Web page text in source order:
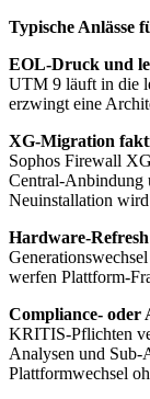
Typische Anlässe
EOL-Druck und
UTM 9 läuft in die
erzwingt eine
XG-Migration
Sophos Firewall
Central-
Neuinstallation
Hardware-
werfen Plattform-
Compliance-
KRITIS-Pflichten
Analysen und Sub-
Plattformwechsel